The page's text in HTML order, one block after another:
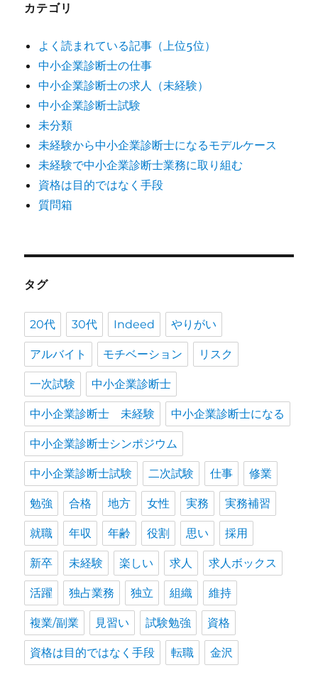
カテゴリ
よく読まれている記事（上位5位）
中小企業診断士の仕事
中小企業診断士の求人（未経験）
中小企業診断士試験
未分類
未経験から中小企業診断士になるモデルケース
未経験で中小企業診断士業務に取り組む
資格は目的ではなく手段
質問箱
タグ
20代 30代 Indeed やりがい
アルバイト モチベーション リスク
一次試験 中小企業診断士
中小企業診断士 未経験 中小企業診断士になる
中小企業診断士シンポジウム
中小企業診断士試験 二次試験 仕事 修業
勉強 合格 地方 女性 実務 実務補習
就職 年収 年齢 役割 思い 採用
新卒 未経験 楽しい 求人 求人ボックス
活躍 独占業務 独立 組織 維持
複業/副業 見習い 試験勉強 資格
資格は目的ではなく手段 転職 金沢